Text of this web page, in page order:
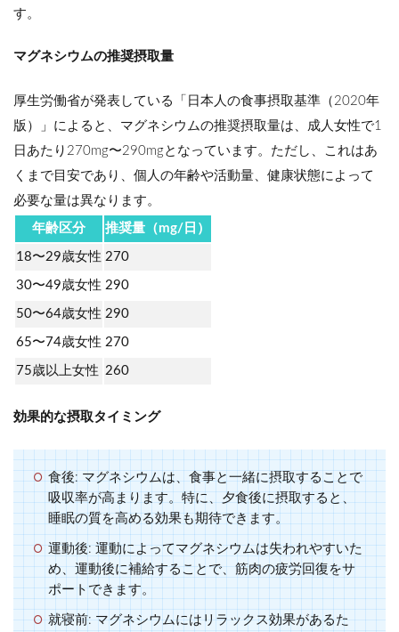
す。
マグネシウムの推奨摂取量
厚生労働省が発表している「日本人の食事摂取基準（2020年
版）」によると、マグネシウムの推奨摂取量は、成人女性で1
日あたり270mg〜290mgとなっています。ただし、これはあ
くまで目安であり、個人の年齢や活動量、健康状態によって
必要な量は異なります。
年齢区分 推奨量（mg/日）
18〜29歳女性 270
30〜49歳女性 290
50〜64歳女性 290
65〜74歳女性 270
75歳以上女性 260
効果的な摂取タイミング
食後: マグネシウムは、食事と一緒に摂取することで
吸収率が高まります。特に、夕食後に摂取すると、
睡眠の質を高める効果も期待できます。
運動後: 運動によってマグネシウムは失われやすいた
め、運動後に補給することで、筋肉の疲労回復をサ
ポートできます。
就寝前: マグネシウムにはリラックス効果があるた